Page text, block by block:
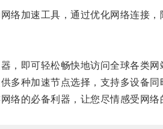
加速工具，通过优化网络连接，
即可轻松畅快地访问全球各类网
种加速节点选择，支持多设备同
的必备利器，让您尽情感受网络